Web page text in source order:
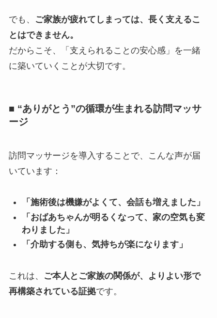
でも、
ご家族が疲れてしまっては、長く支えるこ
とはできません。
だからこそ、「支えられることの安心感」を一緒
に築いていくことが大切です。
■ “ありがとう”の循環が生まれる訪問マッサ
ージ
訪問マッサージを導入することで、こんな声が届
いています：
「施術後は機嫌がよくて、会話も増えました」
「おばあちゃんが明るくなって、家の空気も変
わりました」
「介助する側も、気持ちが楽になります」
これは、
ご本人とご家族の関係が、よりよい形で
再構築されている証拠です。